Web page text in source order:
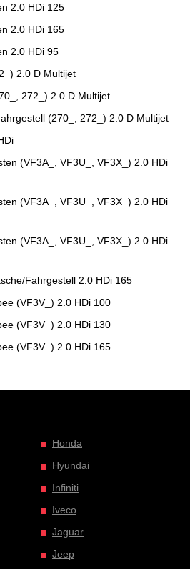
2.0 HDi 125
2.0 HDi 165
2.0 HDi 95
2.0 D Multijet
272_) 2.0 D Multijet
(270_, 272_) 2.0 D Multijet
(VF3A_, VF3U_, VF3X_) 2.0 HDi
(VF3A_, VF3U_, VF3X_) 2.0 HDi
(VF3A_, VF3U_, VF3X_) 2.0 HDi
Fahrgestell 2.0 HDi 165
(VF3V_) 2.0 HDi 100
(VF3V_) 2.0 HDi 130
(VF3V_) 2.0 HDi 165
Honda
Hyundai
Infiniti
Iveco
Jaguar
Jeep